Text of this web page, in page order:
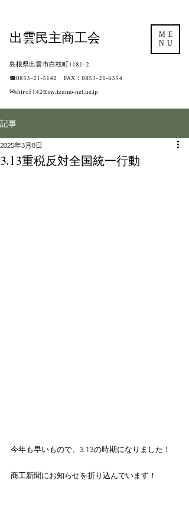
島根県出雲市白枝町1181-2
​☎0853-21-5142 FAX：0853-21-6354
​✉shiro5142@my.izumo-net.ne.jp
ME
NU
出雲民主商工会
記事
3.13重税反対全国統一行動
2025年3月8日
今年も早いもので、3.13の時期になりました！
商工新聞にお知らせを折り込んでいます！